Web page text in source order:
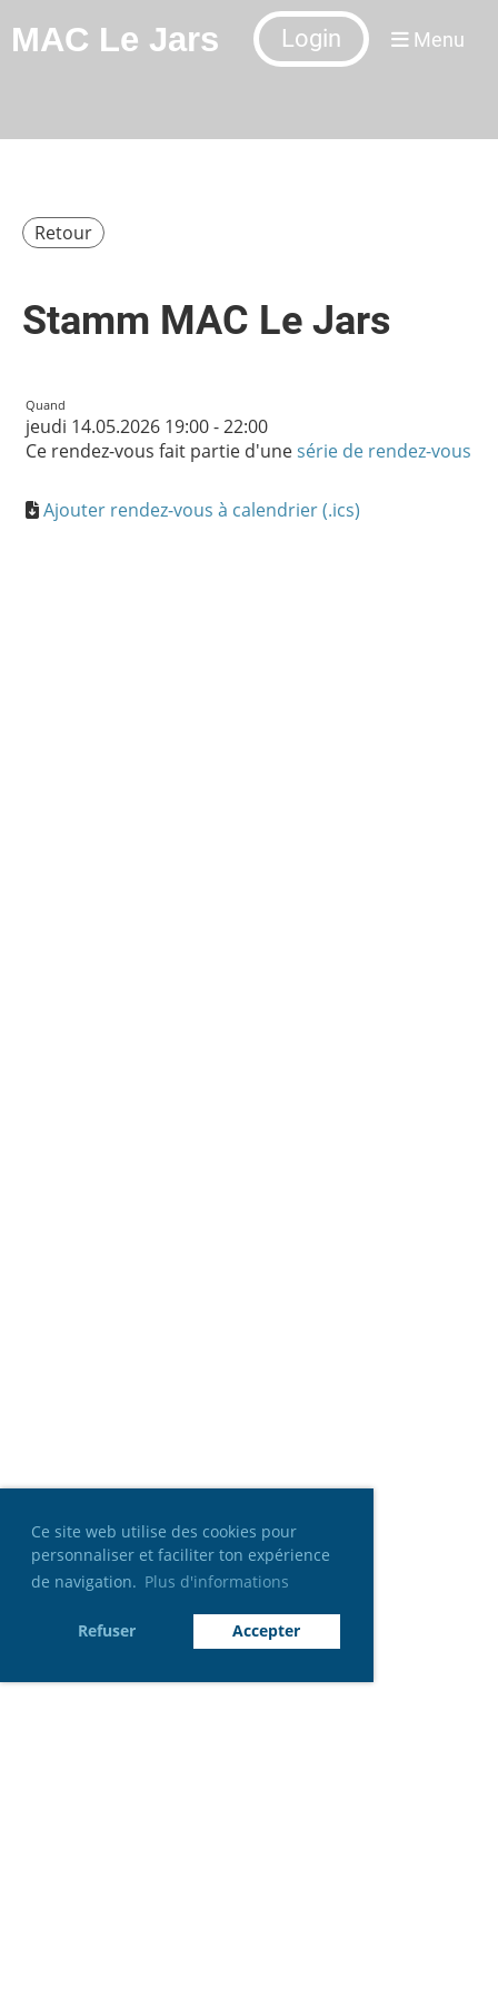
Ce site web utilise des cookies pour
personnaliser et faciliter ton expérience
de navigation. Plus d'informations
Refuser Accepter
MAC Le Jars Login Menu
Retour
Stamm MAC Le Jars
Quand
jeudi 14.05.2026 19:00 - 22:00
Ce rendez-vous fait partie d'unesérie de rendez-vous
Ajouter rendez-vous à calendrier (.ics)